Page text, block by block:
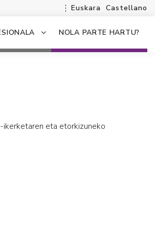
Euskara Castellano
NOLA PARTE HARTU?
eta etorkizuneko